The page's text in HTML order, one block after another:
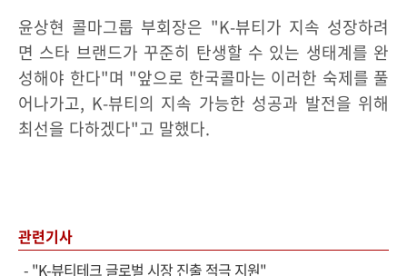
윤상현 콜마그룹 부회장은 "K-뷰티가 지속 성장하려
면 스타 브랜드가 꾸준히 탄생할 수 있는 생태계를 완
성해야 한다"며 "앞으로 한국콜마는 이러한 숙제를 풀
어나가고, K-뷰티의 지속 가능한 성공과 발전을 위해
최선을 다하겠다"고 말했다.
관련기사
- "K-뷰티테크 글로벌 시장 진출 적극 지원"